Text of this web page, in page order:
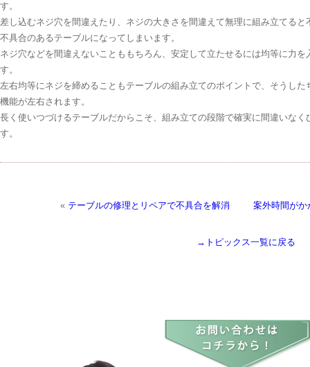
す。
差し込むネジ穴を間違えたり、ネジの大きさを間違えて無理に組み立てる
不具合のあるテーブルになってしまいます。
ネジ穴などを間違えないことももちろん、安定して立たせるには均等に力
す。
左右均等にネジを締めることもテーブルの組み立てのポイントで、そうし
機能が左右されます。
長く使いつづけるテーブルだからこそ、組み立ての段階で確実に間違いな
す。
« テーブルの修理とリペアで不具合を解消 案外時間がか
→トピックス一覧に戻る